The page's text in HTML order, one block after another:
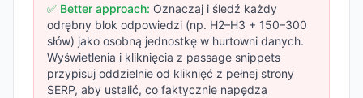
✅ Better approach: Oznaczaj i śledź każdy
odrębny blok odpowiedzi (np. H2–H3 + 150–300
słów) jako osobną jednostkę w hurtowni danych.
Wyświetlenia i kliknięcia z passage snippets
przypisuj oddzielnie od kliknięć z pełnej strony
SERP, aby ustalić, co faktycznie napędza